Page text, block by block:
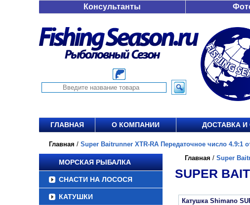
Консультанты
ГЛАВНАЯ О КОМПАНИИ ДОСТАВКА И
Главная / Super Baitrunner XTR-RA Передаточное число 4.9:1
МОРСКАЯ РЫБАЛКА
СНАСТИ НА ЛОСОСЯ
КАТУШКИ
Главная / Super
SUPER
Катушка Shimano